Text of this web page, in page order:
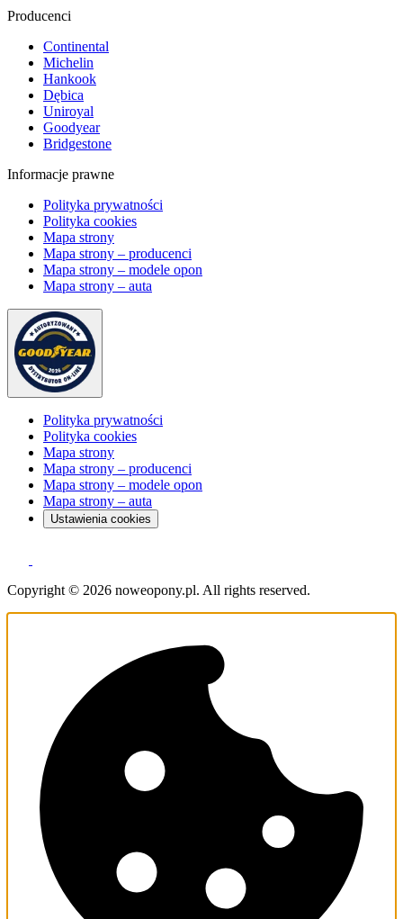
Producenci
Continental
Michelin
Hankook
Dębica
Uniroyal
Goodyear
Bridgestone
Informacje prawne
Polityka prywatności
Polityka cookies
Mapa strony
Mapa strony – producenci
Mapa strony – modele opon
Mapa strony – auta
Polityka prywatności
Polityka cookies
Mapa strony
Mapa strony – producenci
Mapa strony – modele opon
Mapa strony – auta
Ustawienia cookies
Copyright © 2026 noweopony.pl. All rights reserved.